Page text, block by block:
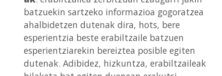
batzuekin sartzeko informazioa gogoratzea
ahalbidetzen dutenak dira, hots, bere
esperientzia beste erabiltzaile batzuen
esperientziarekin bereiztea posible egiten
dutenak. Adibidez, hizkuntza, erabiltzaileak